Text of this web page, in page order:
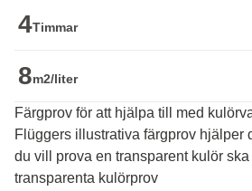
4Timmar
8m2/liter
Färgprov för att hjälpa till med
Flüggers illustrativa färgprov hjälper
du vill prova en transparent kulör
transparenta kulörprov